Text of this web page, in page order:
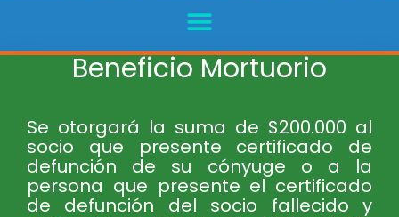
Beneficio Mortuorio
Se otorgará la suma de $200.000 al
socio que presente certificado de
defunción de su cónyuge o a la
persona que presente el certificado
de defunción del socio fallecido y